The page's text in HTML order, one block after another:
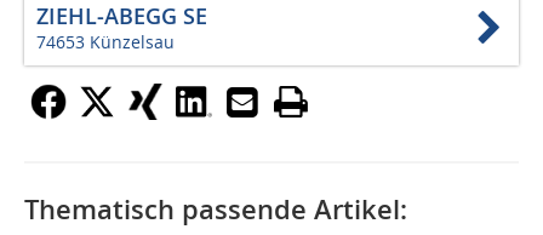
ZIEHL-ABEGG SE
74653 Künzelsau
Thematisch passende Artikel: